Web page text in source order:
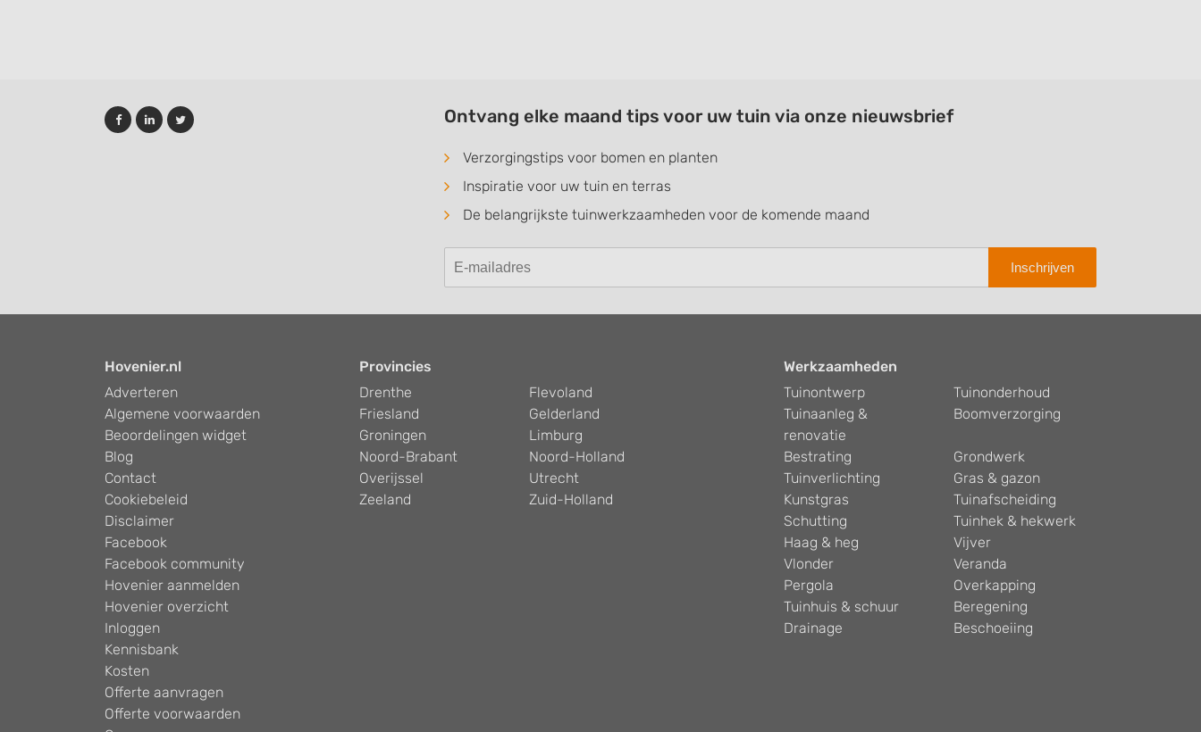
Ontvang elke maand tips voor uw tuin via onze nieuwsbrief
Verzorgingstips voor bomen en planten
Inspiratie voor uw tuin en terras
De belangrijkste tuinwerkzaamheden voor de komende maand
Inschrijven
Hovenier.nl
Adverteren
Algemene voorwaarden
Beoordelingen widget
Blog
Contact
Cookiebeleid
Disclaimer
Facebook
Facebook community
Hovenier aanmelden
Hovenier overzicht
Inloggen
Kennisbank
Kosten
Offerte aanvragen
Offerte voorwaarden
Provincies
Drenthe
Flevoland
Friesland
Gelderland
Groningen
Limburg
Noord-Brabant
Noord-Holland
Overijssel
Utrecht
Zeeland
Zuid-Holland
Werkzaamheden
Tuinontwerp
Tuinonderhoud
Tuinaanleg &
renovatie
Boomverzorging
Bestrating
Grondwerk
Tuinverlichting
Gras & gazon
Kunstgras
Tuinafscheiding
Schutting
Tuinhek & hekwerk
Haag & heg
Vijver
Vlonder
Veranda
Pergola
Overkapping
Tuinhuis & schuur
Beregening
Drainage
Beschoeiing